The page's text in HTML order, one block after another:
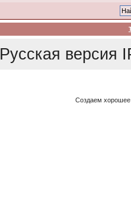
Русская версия
Создаем